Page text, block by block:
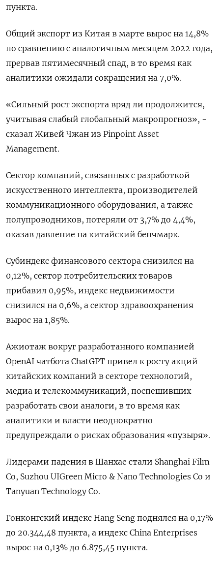
пункта.
Общий экспорт из Китая в марте вырос на 14,8%
по сравнению с аналогичным месяцем 2022 года,
прервав пятимесячный спад, в то время как
аналитики ожидали сокращения на 7,0%.
«Сильный рост экспорта вряд ли продолжится,
учитывая слабый глобальный макропрогноз», -
сказал Живей Чжан из Pinpoint Asset
Management.
Сектор компаний, связанных с разработкой
искусственного интеллекта, производителей
коммуникационного оборудования, а также
полупроводников, потеряли от 3,7% до 4,4%,
оказав давление на китайский бенчмарк.
Субиндекс финансового сектора снизился на
0,12%, сектор потребительских товаров
прибавил 0,95%, индекс недвижимости
снизился на 0,6%​, а сектор здравоохранения
вырос на 1,85%.
Ажиотаж вокруг разработанного компанией
OpenAI чатбота ChatGPT привел к росту акций
китайских компаний в секторе технологий,
медиа и телекоммуникаций, поспешивших
разработать свои аналоги, в то время как
аналитики и власти неоднократно
предупреждали о рисках образования «пузыря».
Лидерами падения в Шанхае стали Shanghai Film
Co, Suzhou UIGreen Micro & Nano Technologies Co и
Tanyuan Technology Co.
Гонконгский индекс Hang Seng поднялся на 0,17%
до 20.344,48​ пункта, а индекс China Enterprises
вырос на 0,13% до 6.875,45 пункта.